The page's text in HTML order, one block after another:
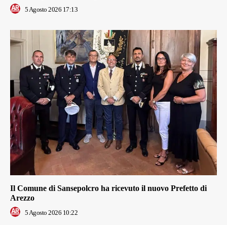
5 Agosto 2026 17:13
Il Comune di Sansepolcro ha ricevuto il nuovo Prefetto di
Arezzo
5 Agosto 2026 10:22